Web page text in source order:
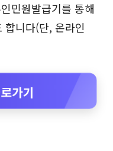
민원발급기를 통해
합니다(단, 온라인
가기